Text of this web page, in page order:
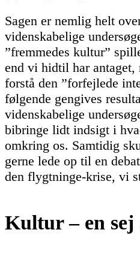
Sagen er nemlig helt
videnskabelige
”fremmedes kultur”
end vi hidtil har antaget,
forstå den ”forfejlede
følgende gengives
videnskabelige
bibringe lidt indsigt i
omkring os. Samtidig
gerne lede op til en
den flygtninge-krise, vi
Kultur – en